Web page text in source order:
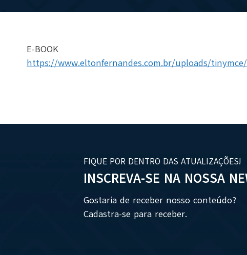
E-BOOK
https://www.eltonfernandes.com.br/uploads/tinymce/
FIQUE POR DENTRO DAS ATUALIZAÇÕES!
INSCREVA-SE NA NOSSA
Gostaria de receber nosso conteúdo?
Cadastra-se para receber.